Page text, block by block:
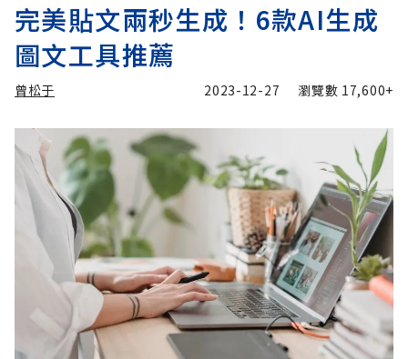
完美貼文兩秒生成！6款AI生成
圖文工具推薦
曾松于 2023-12-27 瀏覽數 17,600+